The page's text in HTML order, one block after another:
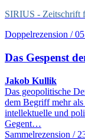
SIRIUS - Zeitschrift
Doppelrezension /
Das Gespenst
Jakob Kullik
Das geopolitische
dem Begriff mehr
intellektuelle und
Gegent…
Sammelrezension /